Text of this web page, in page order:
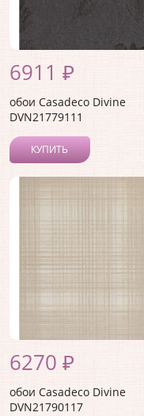
6911 ₽
обои Casadeco Divine
DVN21779111
КУПИТЬ
6270 ₽
обои Casadeco Divine
DVN21790117